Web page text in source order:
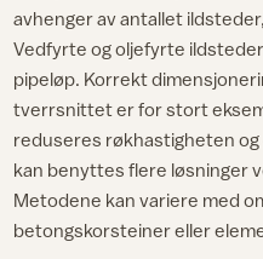
avhenger av antallet
Vedfyrte og oljefyrte
pipeløp. Korrekt
tverrsnittet er for stort
reduseres røkhastigheten og
kan benyttes flere løsninger
Metodene kan variere med
betongskorsteiner eller